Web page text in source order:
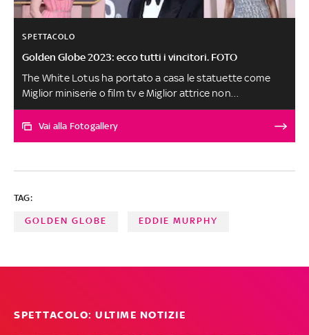
SPETTACOLO
Golden Globe 2023: ecco tutti i vincitori. FOTO
The White Lotus ha portato a casa le statuette come
Miglior miniserie o film tv e Miglior attrice non
protagonista in una serie grazie all’interpretazione di
Jennifer Coolidge. Premiata anche House of the Dragon
Abbott Elementary e Gli spiriti dell’isola, a Cate Blanchett
Fabelmans di Steven Spielberg
Vai alla Fotogallery
TAG:
GOLDEN GLOBE EDDIE MURPHY
SPETTACOLO: ULTIME NOTIZIE